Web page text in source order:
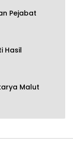
Pejabat
Hasil
Malut